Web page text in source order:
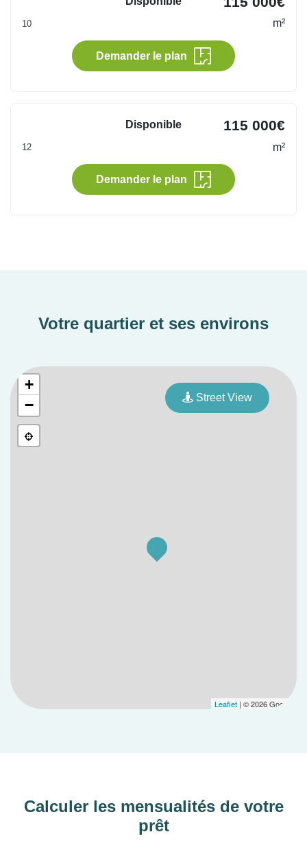
10 m²
Demander le plan
Disponible 115 000€
12 m²
Demander le plan
Votre quartier et ses environs
+
−
Leaflet | © 2026 Google
Street View
Calculer les mensualités de votre
prêt